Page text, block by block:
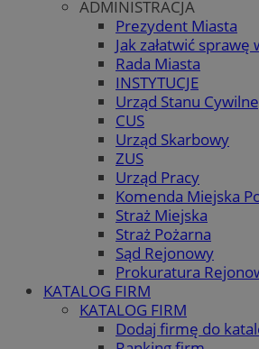
ADMINISTRACJA
Prezydent Miasta
Jak załatwić
Rada Miasta
INSTYTUCJE
Urząd Stanu
CUS
Urząd Skarbowy
ZUS
Urząd Pracy
Komenda Miejska
Straż Miejska
Straż Pożarna
Sąd Rejonowy
Prokuratura
KATALOG FIRM
KATALOG FIRM
Dodaj firmę do